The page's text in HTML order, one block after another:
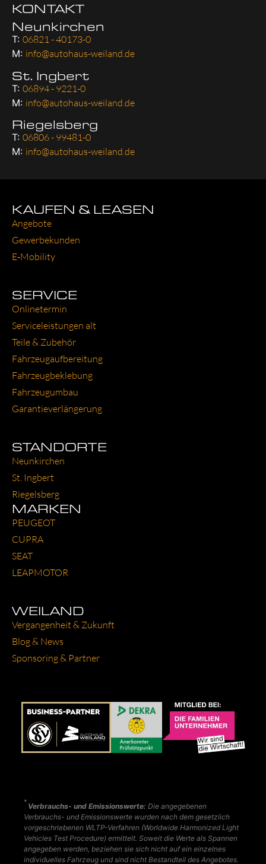
KONTAKT
Neunkirchen
T: 06821 - 40173-0
M: info@autohaus-weiland.de
St. Ingbert
T: 06894 - 9221-0
M: info@autohaus-weiland.de
Riegelsberg
T: 06806 - 99481-0
M: info@autohaus-weiland.de
KAUFEN & LEASEN
Ange­bo­te
Gewer­be­kun­den
E‑Mobility
SERVICE
Online­ter­min
Ser­vice­leis­tun­gen alt
Tei­le & Zube­hör
Fahr­zeug­auf­be­rei­tung
Fahr­zeug­be­kle­bung
Fahr­zeug­um­bau
Garantie­verlängerung
STANDORTE
Neun­kir­chen
St. Ing­bert
Rie­gels­berg
MARKEN
PEU­GEOT
CUP­RA
SEAT
LEAP­MO­TOR
WEILAND
Ver­gan­gen­heit & Zukunft
Blog & News
Spon­so­ring & Part­ner
*
Verbrauchs- und Emissionswerte: Die angegebenen
Verbrauchs- und Emissionswerte wurden nach dem gesetzlich
vorgeschriebenen WLTP-Verfahren (Worldwide Harmonized Light
Vehicles Test Procedure) ermittelt. Soweit die Werte als Spannen
angegeben werden, beziehen sie sich nicht auf ein einzelnes
individuelles Fahrzeug und sind nicht Bestandteil des Angebotes.